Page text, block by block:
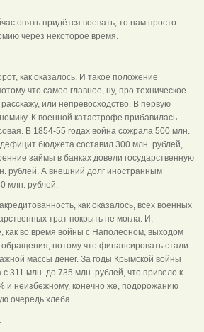
опять придётся воевать, то нам просто
через некоторое время.
как оказалось. И такое положение
что самое главное, ну, про техническое
или непревосходство. В первую
К военной катастрофе прибавилась
В 1854-55 годах война сожрала 500 млн.
бюджета составил 300 млн. рублей,
займы в банках довели государственную
рублей. А внешний долг иностранным
млн. рублей.
как оказалось, всех военных
трат покрыть не могла. И,
как во время войны с Наполеоном, выходом
потому что финансировать стали
массы денег. За годы Крымской войны
311 млн. до 735 млн. рублей, что привело к
и неизбежному, конечно же, подорожанию
очередь хлеба.